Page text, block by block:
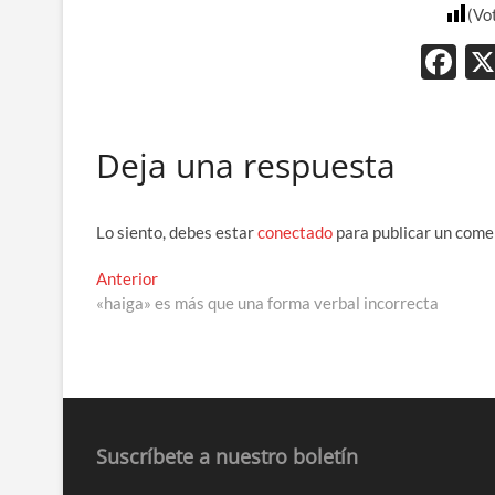
F
o
Deja una respuesta
Lo siento, debes estarconectado para publicar un
Navegación
de
AnteriorEntrada
anterior:
«haiga» es más que una forma verbal incorrecta
Suscríbete a nuestro boletín